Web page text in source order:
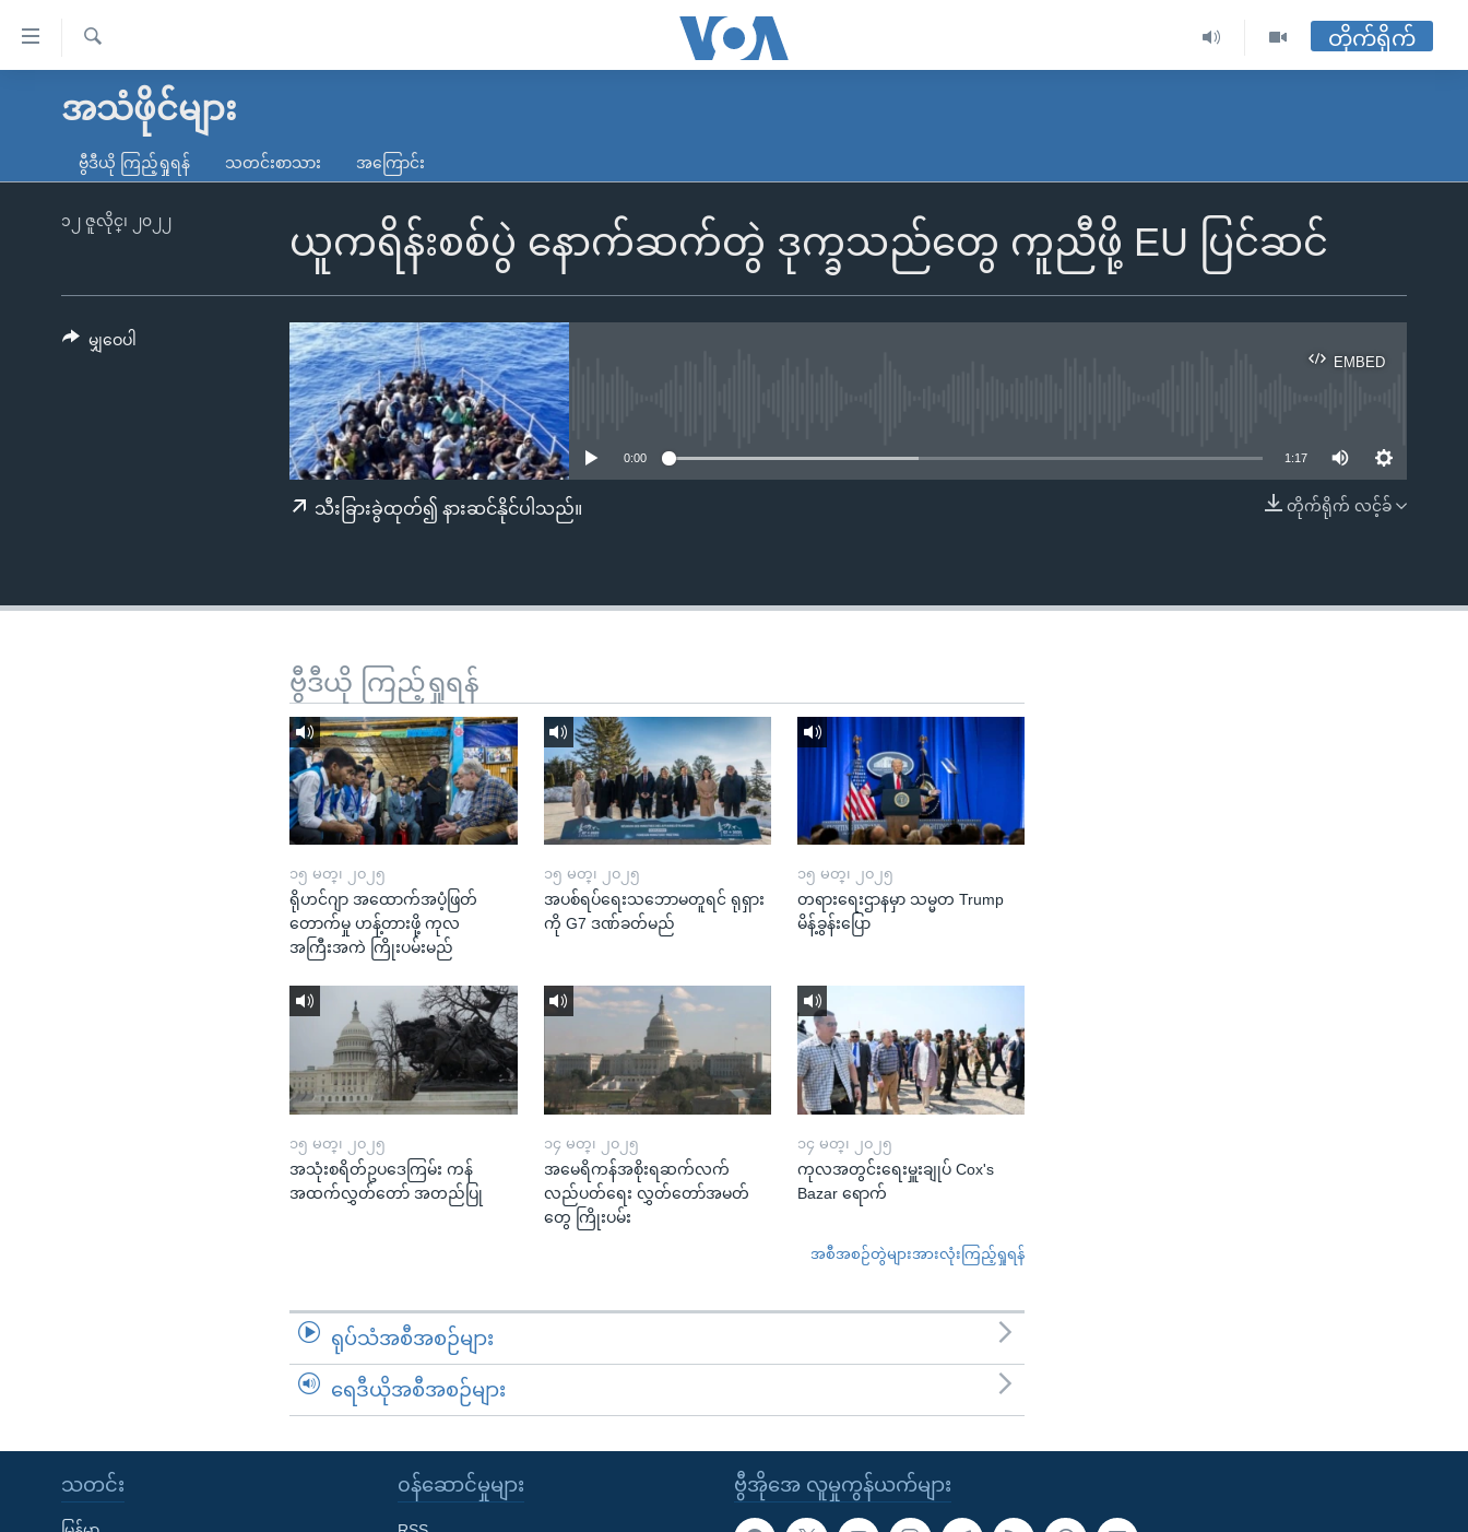
လွယ်ကူ
သည့်
ကျော်
မူလစာမျက်နှာ
ကမ္ဘာ့သတင်းများ
နိုင်ငံတကာ
တရုတ်
အစ္စရေး-ပါလက်စတိုင်း
ရပ်ဝန်းတခု လမ်းတခု အလွန်
အင်္ဂလိပ်စာလေ့လာမယ်
ရ
တိုက်ရိုက်
အသံဖိုင်များ
ဗွီဒီယို ကြည့်ရှုရန် သတင်းစာသား အကြောင်း
ယူကရိန်းစစ်ပွဲ နောက်ဆက်တွဲ ဒုက္ခသည်တွေ ကူညီဖို့ EU ပြင်ဆင်
၁၂ ဇူလိုင္၊ ၂၀၂၂
EMBED
EMBED
0:00 1:17
တိုက်ရိုက် လင့်ခ်
သီးခြားခွဲထုတ်၍ နားဆင်နိုင်ပါသည်။
မျှဝေပါ
ဗွီဒီယို ကြည့်ရှုရန်
၁၅ မတ္၊ ၂၀၂၅
ရိုဟင်ဂျာ အထောက်အပံ့ဖြတ်
တောက်မှု ဟန့်တားဖို့ ကုလ
အကြီးအကဲ ကြိုးပမ်းမည်
၁၅ မတ္၊ ၂၀၂၅
အပစ်ရပ်ရေးသဘောမတူရင် ရုရှား
ကို G7 ဒဏ်ခတ်မည်
၁၅ မတ္၊ ၂၀၂၅
တရားရေးဌာနမှာ သမ္မတ Trump
မိန့်ခွန်းပြော
၁၅ မတ္၊ ၂၀၂၅
အသုံးစရိတ်ဥပဒေကြမ်း ကန်
အထက်လွှတ်တော် အတည်ပြု
၁၄ မတ္၊ ၂၀၂၅
အမေရိကန်အစိုးရဆက်လက်
လည်ပတ်ရေး လွှတ်တော်အမတ်
တွေ ကြိုးပမ်း
၁၄ မတ္၊ ၂၀၂၅
ကုလအတွင်းရေးမှူးချုပ် Cox's
Bazar ရောက်
အစီအစဉ်တွဲများအားလုံးကြည့်ရှုရန်
ရုပ်သံအစီအစဉ်များ
ရေဒီယိုအစီအစဉ်များ
ဗွီအိုအေ လူမှုကွန်ယက်များ
သတင်း ၀န်ဆောင်မှုများ